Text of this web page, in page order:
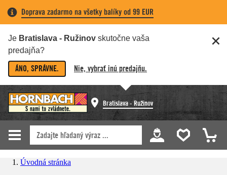
Doprava zadarmo na všetky balíky od 99 EUR
Je Bratislava - Ružinov skutočne vaša
predajňa?
ÁNO, SPRÁVNE. Nie, vybrať inú predajňu.
Bratislava - Ružinov
Úvodná stránka